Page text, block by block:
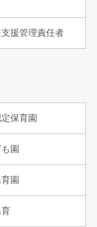
援管理責任者
保育園
園
園